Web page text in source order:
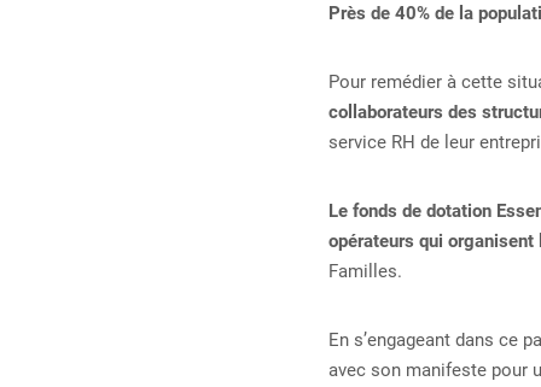
Près de 40% de la
Pour remédier à cette
collaborateurs des
service RH de leur
Le fonds de dotation
opérateurs qui
Familles.
En s’engageant dans ce
avec son manifeste pour